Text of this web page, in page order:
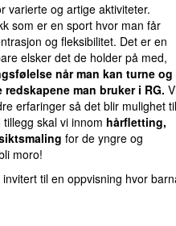
varierte og artige aktiviteter.
som er en sport hvor man får
og fleksibilitet. Det er en
elsker det de holder på med,
når man kan turne og
man bruker i RG.
erfaringer så det blir mulighet til
tillegg skal vi innom hårfletting,
for de yngre og
moro!
til en oppvisning hvor